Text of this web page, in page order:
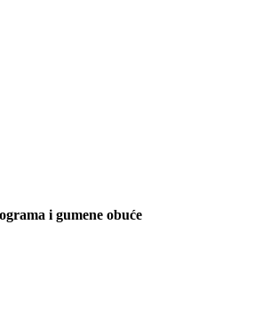
i gumene obuće